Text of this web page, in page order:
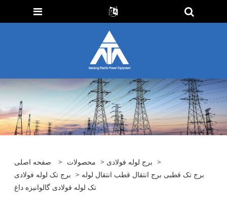
صفحه اصلی > محصولات > برج لوله فولادی >
برج تک لوله فولادی > برج تک قطبی برج انتقال قطب انتقال لوله
تک لوله فولادی گالوانیزه داغ